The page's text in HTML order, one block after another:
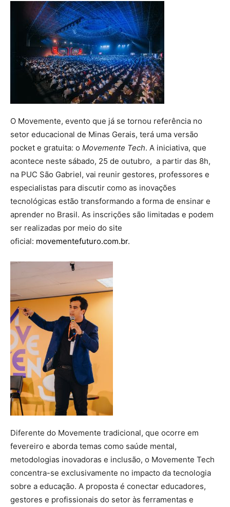
O Movemente, evento que já se tornou referência no
setor educacional de Minas Gerais, terá uma versão
pocket e gratuita: o Movemente Tech. A iniciativa, que
acontece neste sábado, 25 de outubro, a partir das 8h,
na PUC São Gabriel, vai reunir gestores, professores e
especialistas para discutir como as inovações
tecnológicas estão transformando a forma de ensinar e
aprender no Brasil. As inscrições são limitadas e podem
ser realizadas por meio do site
oficial: movementefuturo.com.br.
Diferente do Movemente tradicional, que ocorre em
fevereiro e aborda temas como saúde mental,
metodologias inovadoras e inclusão, o Movemente Tech
concentra-se exclusivamente no impacto da tecnologia
sobre a educação. A proposta é conectar educadores,
gestores e profissionais do setor às ferramentas e